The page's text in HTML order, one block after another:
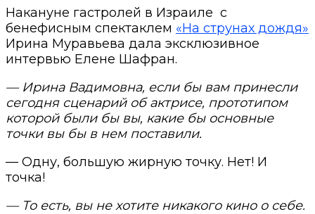
Накануне гастролей в Израиле с
бенефисным спектаклем «На струнах дождя»
Ирина Муравьева дала эксклюзивное
интервью Елене Шафран.
— Ирина Вадимовна, если бы вам принесли
сегодня сценарий об актрисе, прототипом
которой были бы вы, какие бы основные
точки вы бы в нем поставили.
— Одну, большую жирную точку. Нет! И
точка!
— То есть, вы не хотите никакого кино о себе.